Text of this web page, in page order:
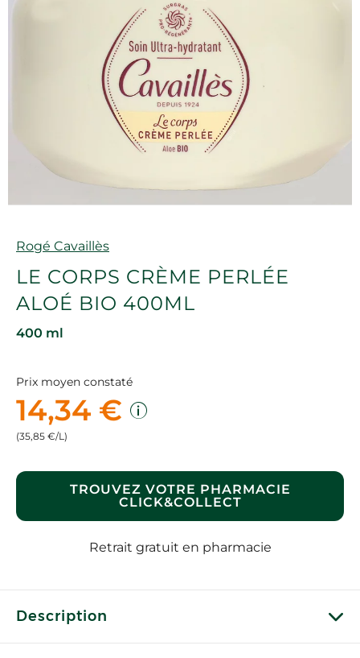
Marque
Rogé Cavaillès
LE CORPS CRÈME PERLÉE
ALOÉ BIO 400ML
400 ml
Prix moyen constaté
14,34 €
(35,85 €/L)
TROUVEZ VOTRE PHARMACIE
CLICK&COLLECT
Retrait gratuit en pharmacie
Description